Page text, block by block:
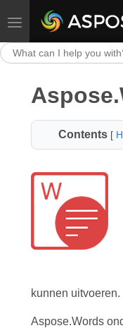
Toggle navigation
Contents [
kunnen uitvoeren.
Aspose.Words